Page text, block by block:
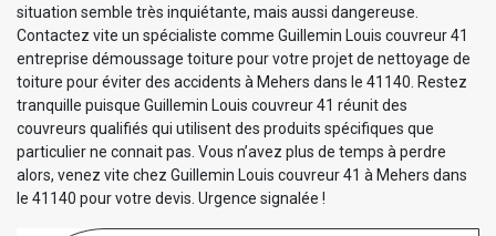
situation semble très inquiétante, mais aussi dangereuse.
Contactez vite un spécialiste comme Guillemin Louis couvreur 41
entreprise démoussage toiture pour votre projet de nettoyage de
toiture pour éviter des accidents à Mehers dans le 41140. Restez
tranquille puisque Guillemin Louis couvreur 41 réunit des
couvreurs qualifiés qui utilisent des produits spécifiques que
particulier ne connait pas. Vous n’avez plus de temps à perdre
alors, venez vite chez Guillemin Louis couvreur 41 à Mehers dans
le 41140 pour votre devis. Urgence signalée !